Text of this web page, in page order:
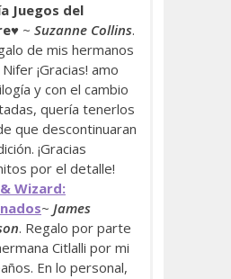
Juegos del
♥ ~ Suzanne Collins.
de mis hermanos
¡Gracias! amo
y con el cambio
quería tenerlos
que descontinuaran
¡Gracias
por el detalle!
Wizard:
~ James
. Regalo por parte
Citlalli por mi
En lo personal,